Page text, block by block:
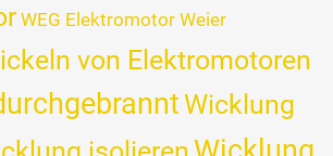
WEG Elektromotor Weier
von Elektromotoren
Wicklung